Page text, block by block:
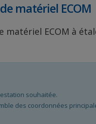
matériel ECOM
ECOM à
souhaitée.
des coordonnées